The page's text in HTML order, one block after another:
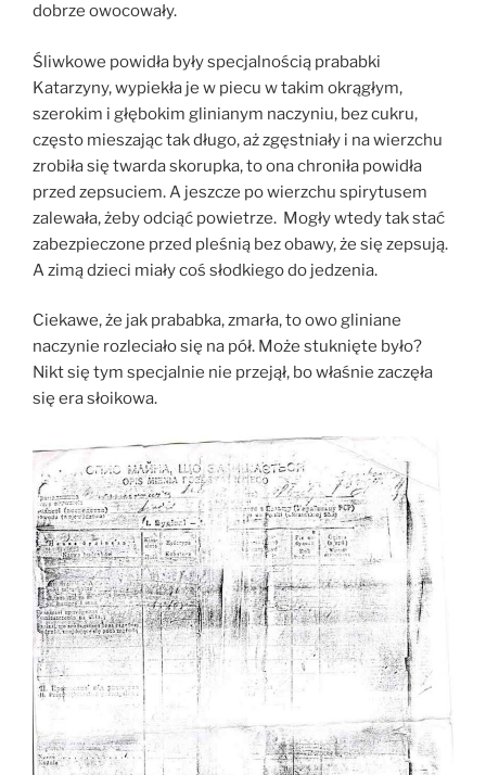
dobrze owocowały.
Śliwkowe powidła były specjalnością prababki
Katarzyny, wypiekła je w piecu w takim okrągłym,
szerokim i głębokim glinianym naczyniu, bez cukru,
często mieszając tak długo, aż zgęstniały i na wierzchu
zrobiła się twarda skorupka, to ona chroniła powidła
przed zepsuciem. A jeszcze po wierzchu spirytusem
zalewała, żeby odciąć powietrze. Mogły wtedy tak stać
zabezpieczone przed pleśnią bez obawy, że się zepsują.
A zimą dzieci miały coś słodkiego do jedzenia.
Ciekawe, że jak prababka, zmarła, to owo gliniane
naczynie rozleciało się na pół. Może stuknięte było?
Nikt się tym specjalnie nie przejął, bo właśnie zaczęła
się era słoikowa.